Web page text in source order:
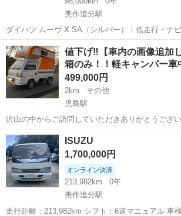
美作追分駅
ダイハツ ムーヴ X SA（シルバー）｜低走行・ナ
イハツ ムーヴの出品です。 年式：平成26年（
98,000km オートマ（AT） 2WD カラー：シルバ
正...
岡山 苫田郡 美作追分駅 その他 エン
値下げ‼️【車内の画像追加
箱のみ！！軽キャンパー車
499,000円
2km
その他
児島駅
沢山の中からご訪問していただきありがとうございます。 は
プロフィールを全く読まずに定型文を送ってこら
です💦 ちゃんと読んでいただいた上でお問い合わ
ない方であろうと思われる方は問...
岡山 倉敷市
ISUZU
1,700,000円
オンライン決済
213,982km
0年
美作追分駅
走行距離：213,982km シフト：6速マニュアル 車検